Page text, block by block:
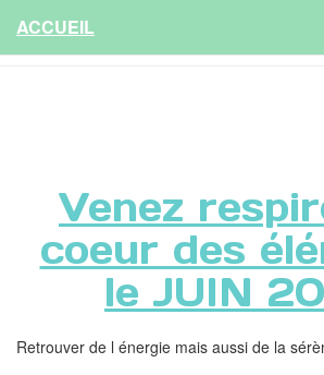
ACCUEIL
Venez
coeur des
le JUIN
Retrouver de l énergie mais aussi de la